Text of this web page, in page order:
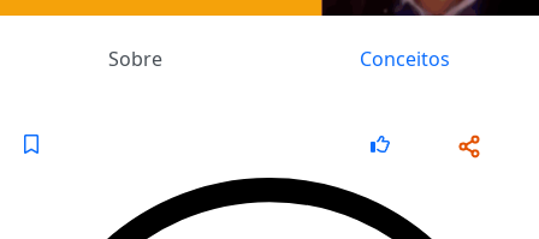
Sobre Conceitos